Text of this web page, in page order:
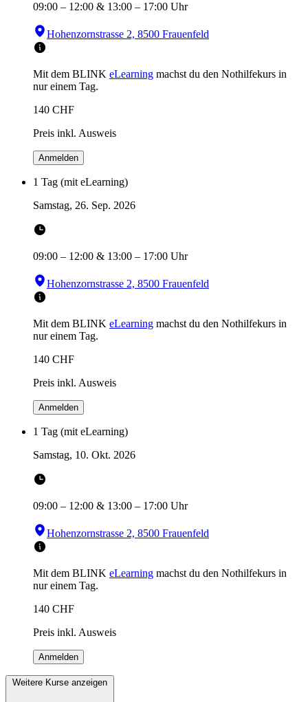
09:00 – 12:00 & 13:00 – 17:00 Uhr
Hohenzornstrasse 2, 8500 Frauenfeld
Mit dem BLINK eLearning machst du den Nothilfekurs in
nur einem Tag.
140 CHF
Preis inkl. Ausweis
Anmelden
1 Tag (mit eLearning)
Samstag, 26. Sep. 2026
09:00 – 12:00 & 13:00 – 17:00 Uhr
Hohenzornstrasse 2, 8500 Frauenfeld
Mit dem BLINK eLearning machst du den Nothilfekurs in
nur einem Tag.
140 CHF
Preis inkl. Ausweis
Anmelden
1 Tag (mit eLearning)
Samstag, 10. Okt. 2026
09:00 – 12:00 & 13:00 – 17:00 Uhr
Hohenzornstrasse 2, 8500 Frauenfeld
Mit dem BLINK eLearning machst du den Nothilfekurs in
nur einem Tag.
140 CHF
Preis inkl. Ausweis
Anmelden
Weitere Kurse anzeigen